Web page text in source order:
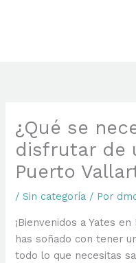
¿Qué se
disfrutar de
Puerto
/Sin categoría / Por
¡Bienvenidos a Yates
has soñado con tener
todo lo que necesitas